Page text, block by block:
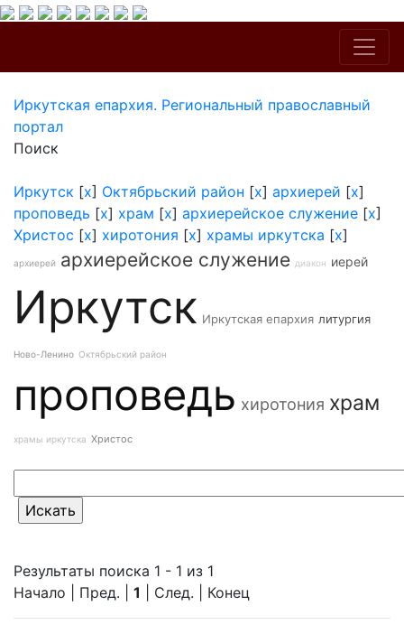
Иркутская епархия. Региональный православный
портал
Поиск
Иркутск [x] Октябрьский район [x] архиерей [x]
проповедь [x] храм [x] архиерейское служение [x]
Христос [x] хиротония [x] храмы иркутска [x]
архиерей архиерейское служение диакон иерей
Иркутск Иркутская епархия литургия
Ново-Ленино Октябрьский район
проповедь хиротония храм
храмы иркутска Христос
Результаты поиска 1 - 1 из 1
Начало | Пред. | 1 | След. | Конец